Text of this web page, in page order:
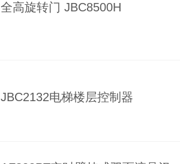
全高旋转门 JBC8500H
JBC2132电梯楼层控制器